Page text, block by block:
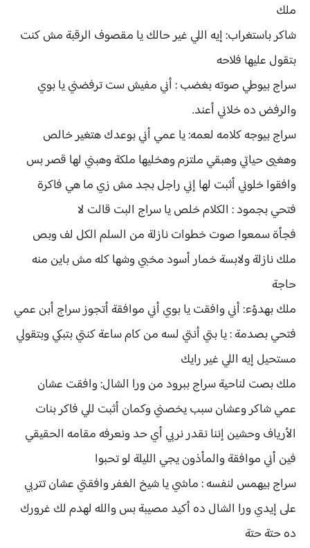
ملك
شاكر باستغراب: إيه اللي غير حالك يا مقصوف الرقبة مش كنت
بتقول عليها فلاحه
سراج بيوطي صوته بغضب : أني مفيش ست ترفضني يا بوي
والرفض ده خلاني أعند.
سراج بيوجه كلامه لعمه: يا عمي أني بوعدك هتغير خالص
وهغيى حياتي وهبقي ملتزم وهخليها ملكة وهبني لها قصر بس
وافقوا خلوني أثبت لها إني راجل بجد مش زي ما هي فاكرة
فتحي بجمود : الكلام خلص يا سراج البت قالت لا
فجأة سمعوا صوت خطوات نازلة من السلم الكل لف وبص
ملك نازلة ولابسة خمار أسود مخبي وشها كله مش باين منه
حاجة
ملك بهدؤء: أني وافقت يا بوي أني موافقة أتجوز سراج أبن عمي
فتحي بصدمة : يا بتي أنتي لسه من كام ساعة كنتي بتبكي وبتقولي
مستحيل إيه اللي غير رايك
ملك بصت لناحية سراج ببرود من ورا الشال: وافقت عشان
عمي شاكر وعشان سبب يخصني وكمان أثبت للي فاكر بنات
الأرياف وحشين إننا نقدر نربي أي حد ونعرفه مقامه الحقيقي
فين أني موافقة والمأذون يجي الليلة لو تحبوا
سراج بيهمس لنفسه : ماشي يا شيخ الغفر وافقتي عشان تتربي
على إيدي ورا الشال ده أكيد مصيبة بس والله لهدم لك غرورك
ده حتة حتة